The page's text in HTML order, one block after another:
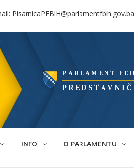
PisarnicaPFBIH@parlamentfbih.gov.ba
INFO O PARLAMENTU